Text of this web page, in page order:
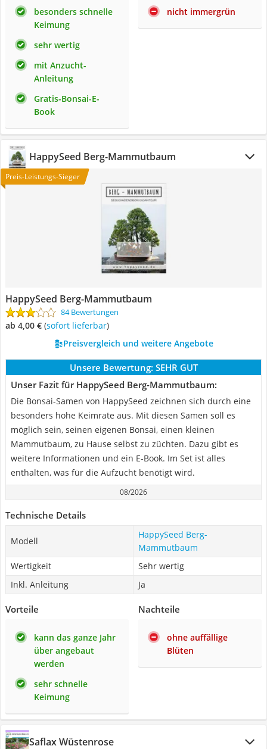
besonders schnelle
Keimung
sehr wertig
mit Anzucht-
Anleitung
Gratis-Bonsai-E-
Book
nicht immergrün
HappySeed Berg-Mammutbaum
Preis-Leistungs-Sieger
HappySeed Berg-Mammutbaum
84 Bewertungen
ab 4,00 € ( Sofort lieferbar)
Preisvergleich und weitere Angebote
Unsere Bewertung: SEHR GUT
Unser Fazit für HappySeed Berg-Mammutbaum:
Die Bonsai-Samen von HappySeed zeichnen sich durch eine
besonders hohe Keimrate aus. Mit diesen Samen soll es
möglich sein, seinen eigenen Bonsai, einen kleinen
Mammutbaum, zu Hause selbst zu züchten. Dazu gibt es
weitere Informationen und ein E-Book. Im Set ist alles
enthalten, was für die Aufzucht benötigt wird.
08/2026
Technische Details
Modell
HappySeed Berg-
Mammutbaum
Wertigkeit
Sehr wertig
Inkl. Anleitung
Ja
Vorteile
kann das ganze Jahr
über angebaut
werden
sehr schnelle
Keimung
Nachteile
ohne auffällige
Blüten
Saflax Wüstenrose